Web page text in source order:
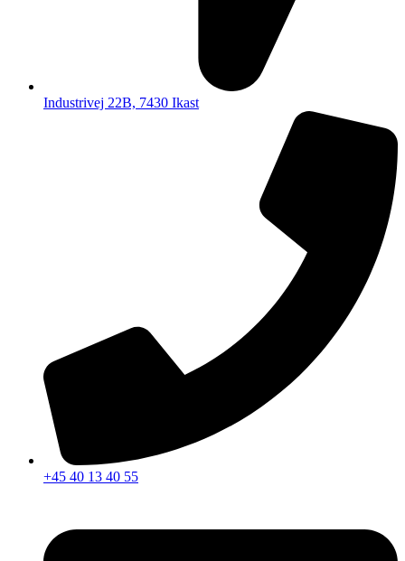
Industrivej 22B, 7430 Ikast
+45 40 13 40 55